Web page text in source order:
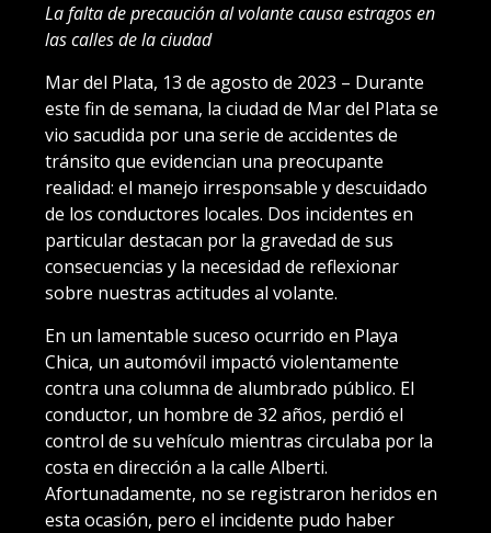
La falta de precaución al volante causa estragos en
las calles de la ciudad
Mar del Plata, 13 de agosto de 2023 – Durante
este fin de semana, la ciudad de Mar del Plata se
vio sacudida por una serie de accidentes de
tránsito que evidencian una preocupante
realidad: el manejo irresponsable y descuidado
de los conductores locales. Dos incidentes en
particular destacan por la gravedad de sus
consecuencias y la necesidad de reflexionar
sobre nuestras actitudes al volante.
En un lamentable suceso ocurrido en Playa
Chica, un automóvil impactó violentamente
contra una columna de alumbrado público. El
conductor, un hombre de 32 años, perdió el
control de su vehículo mientras circulaba por la
costa en dirección a la calle Alberti.
Afortunadamente, no se registraron heridos en
esta ocasión, pero el incidente pudo haber